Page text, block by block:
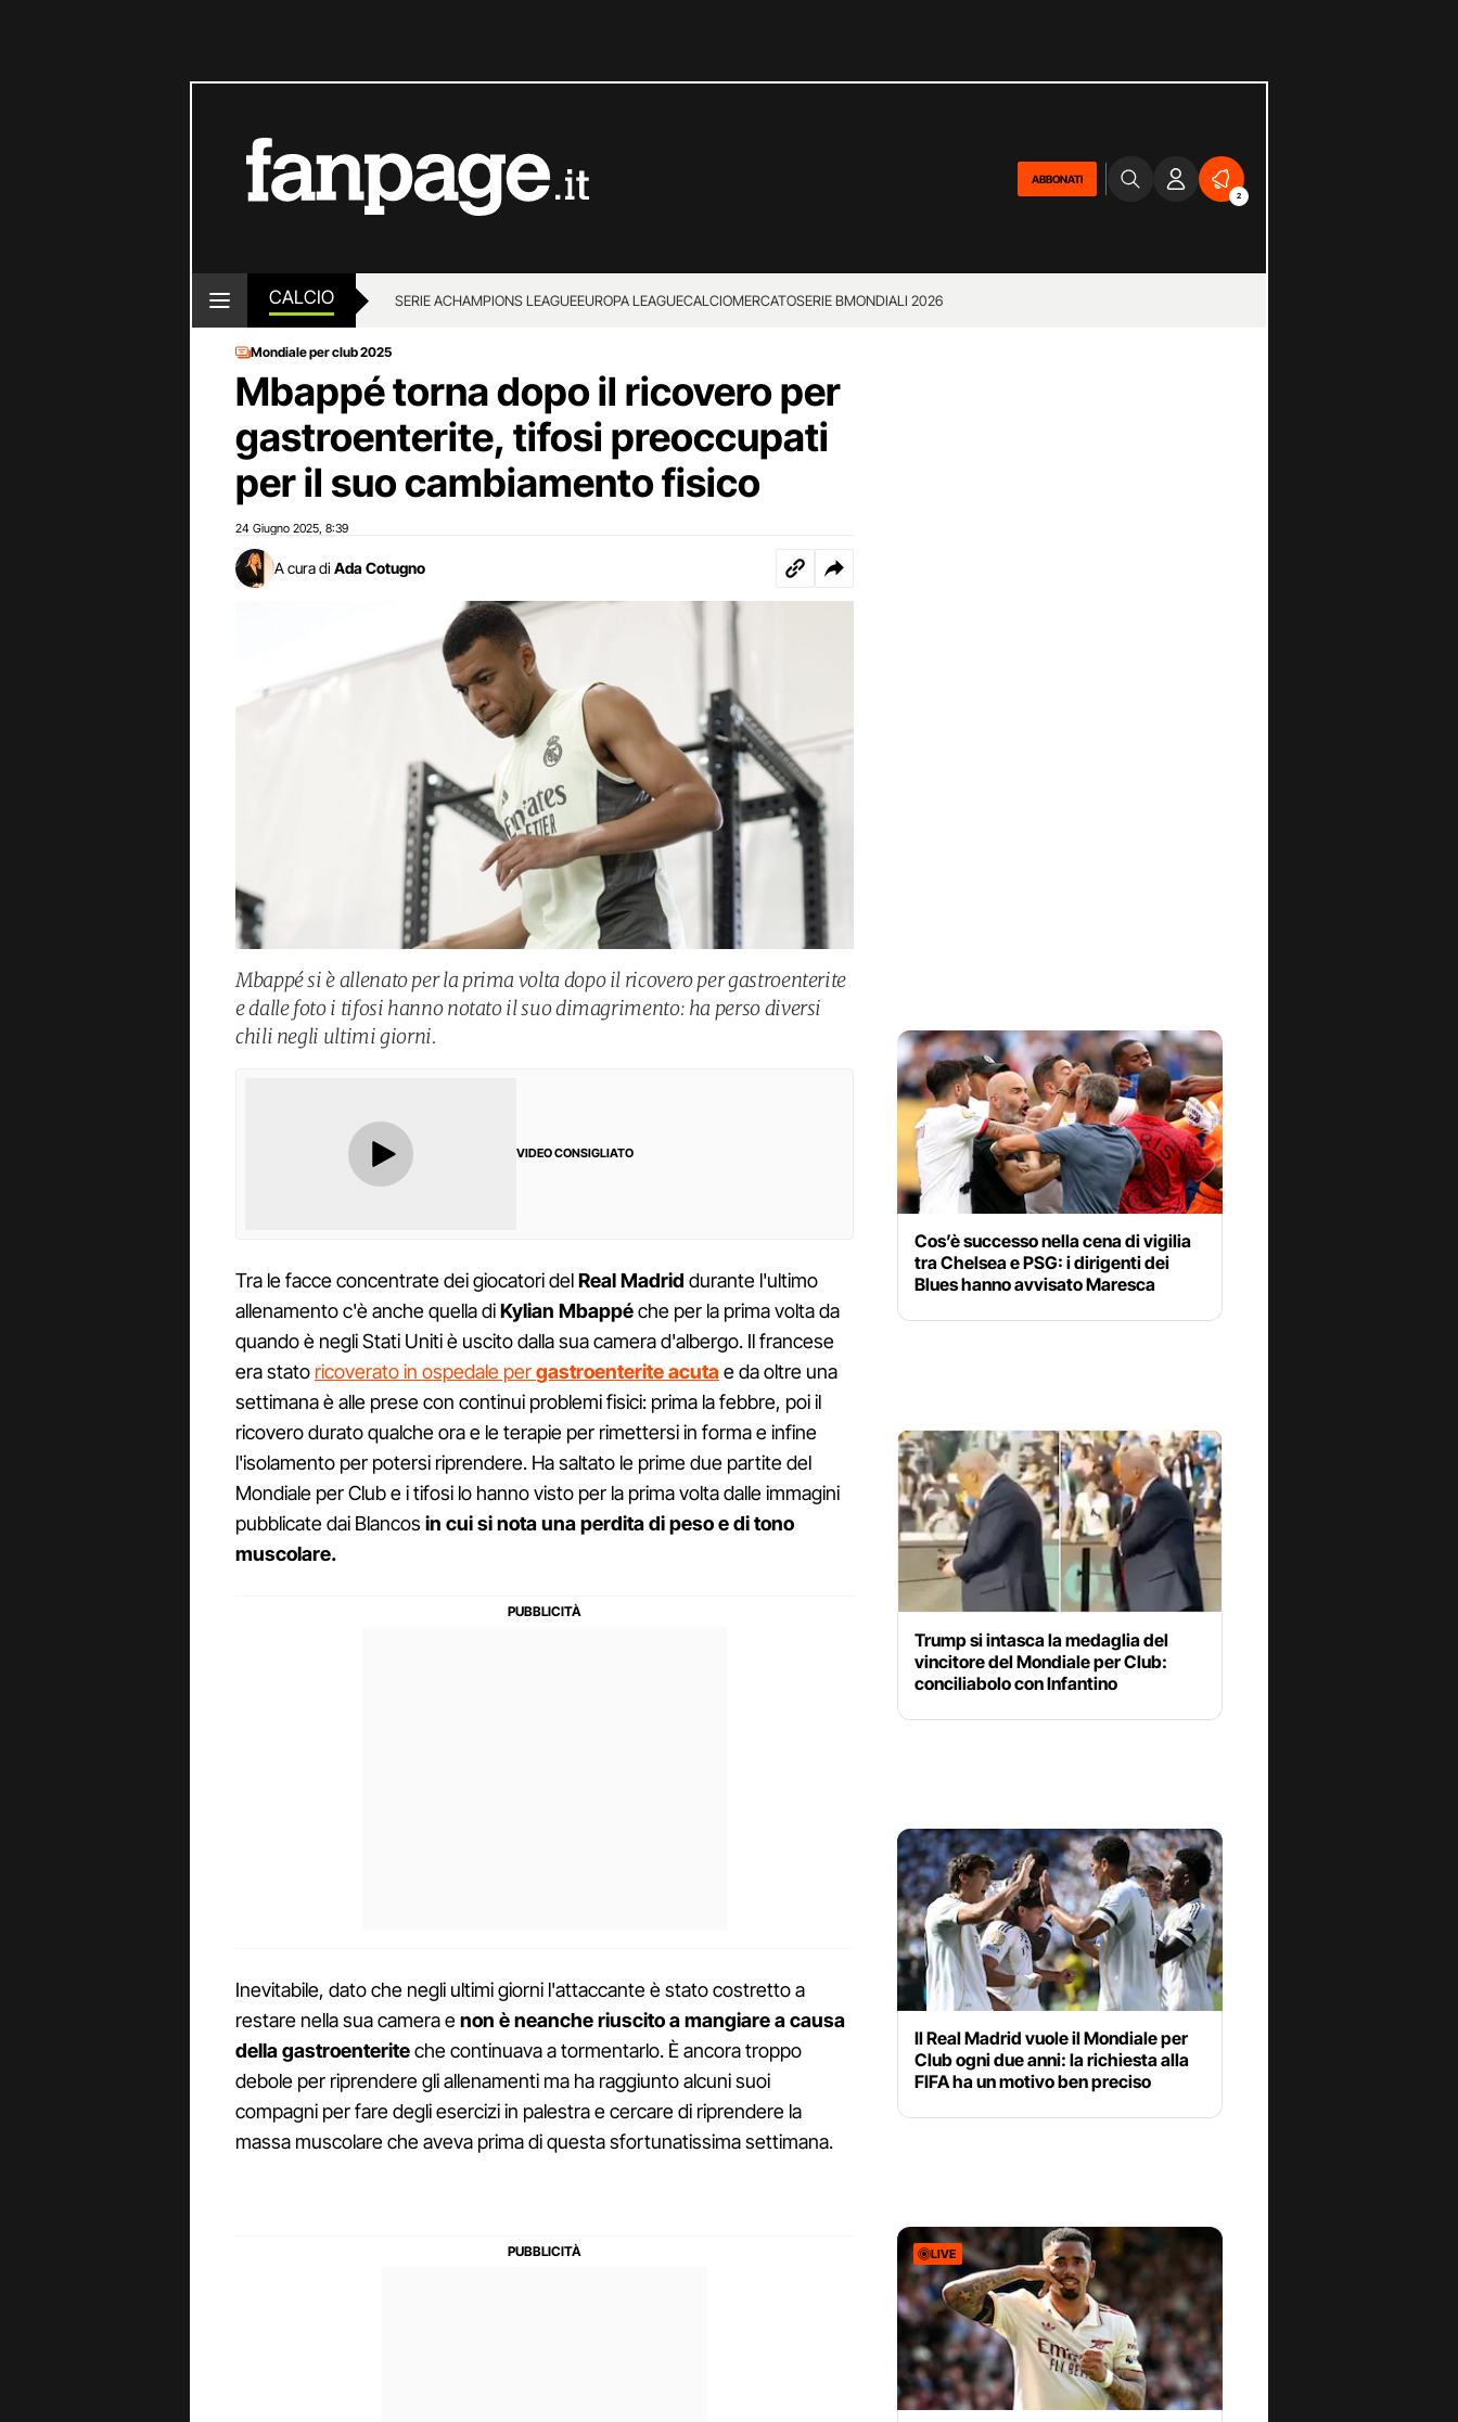
ABBONATI
2
CALCIO SERIE ACHAMPIONS LEAGUEEUROPA LEAGUECALCIOMERCATOSERIE BMONDIALI 2026
Mondiale per club 2025
Mbappé torna dopo il ricovero per
gastroenterite, tifosi preoccupati
per il suo cambiamento fisico
24 Giugno 2025 8:39
A cura di Ada Cotugno
Mbappé si è allenato per la prima volta dopo il ricovero per gastroenterite
e dalle foto i tifosi hanno notato il suo dimagrimento: ha perso diversi
chili negli ultimi giorni.
VIDEO CONSIGLIATO
Tra le facce concentrate dei giocatori delReal Madrid durante l'ultimo
allenamento c'è anche quella diKylian Mbappéche per la prima volta da
quando è negli Stati Uniti è uscito dalla sua camera d'albergo. Il francese
era stato ricoverato in ospedale pergastroenterite acutae da oltre una
settimana è alle prese con continui problemi fisici: prima la febbre, poi il
ricovero durato qualche ora e le terapie per rimettersi in forma e infine
l'isolamento per potersi riprendere. Ha saltato le prime due partite del
Mondiale per Club e i tifosi lo hanno visto per la prima volta dalle immagini
pubblicate dai Blancos in cui si nota una perdita di peso e di tono
muscolare.
Inevitabile, dato che negli ultimi giorni l'attaccante è stato costretto a
restare nella sua camera enon è neanche riuscito a mangiare a causa
della gastroenteriteche continuava a tormentarlo. È ancora troppo
debole per riprendere gli allenamenti ma ha raggiunto alcuni suoi
compagni per fare degli esercizi in palestra e cercare di riprendere la
massa muscolare che aveva prima di questa sfortunatissima settimana.
Cos’è successo nella cena di vigilia
tra Chelsea e PSG: i dirigenti dei
Blues hanno avvisato Maresca
Trump si intasca la medaglia del
vincitore del Mondiale per Club:
conciliabolo con Infantino
Il Real Madrid vuole il Mondiale per
Club ogni due anni: la richiesta alla
FIFA ha un motivo ben preciso
LIVE